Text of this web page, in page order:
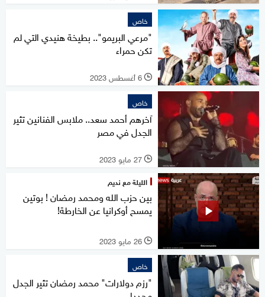
خاص
"مرعي البريمو".. بطيخة هنيدي التي لم
تكن حمراء
l 6 أغسطس 2023
خاص
آخرهم أحمد سعد.. ملابس الفنانين تثير
الجدل في مصر
l 27 مايو 2023
الليلة مع نديم
بين حزب الله ومحمد رمضان ! بوتين
يمسح أوكرانيا عن الخارطة!
l 26 مايو 2023
خاص
"رزم دولارات" محمد رمضان تثير الجدل